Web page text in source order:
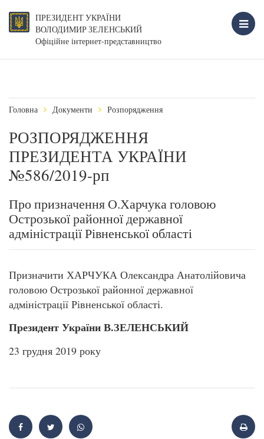
ПРЕЗИДЕНТ УКРАЇНИ
ВОЛОДИМИР ЗЕЛЕНСЬКИЙ
Офіційне інтернет-представництво
Головна Документи Розпорядження
РОЗПОРЯДЖЕННЯ
ПРЕЗИДЕНТА УКРАЇНИ
№586/2019-рп
Про призначення О.Харчука головою
Острозької районної державної
адміністрації Рівненської області
Призначити ХАРЧУКА Олександра Анатолійовича
головою Острозької районної державної
адміністрації Рівненської області.
Президент України В.ЗЕЛЕНСЬКИЙ
23 грудня 2019 року